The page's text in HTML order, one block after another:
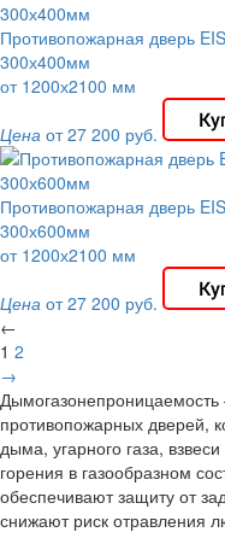
Противопожарная дверь
300х400мм
от 1200х2100 мм
Цена от 27 200 руб.
Противопожарная дверь
300х600мм
от 1200х2100 мм
Цена от 27 200 руб.
←
1 2
→
противопожарных дверей,
дыма, угарного газа,
горения в газообразном
обеспечивают защиту от
снижают риск отравления